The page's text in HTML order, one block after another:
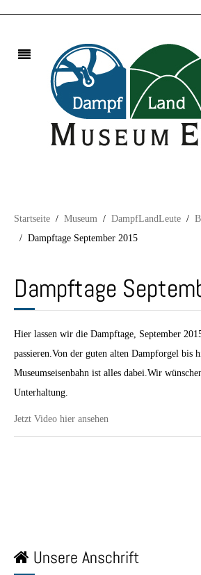
Startseite Museum DampfLandLeute
Dampftage September 2015
Dampftage
Hier lassen wir die Dampftage, September
passieren.Von der guten alten Dampforgel bis
Museumseisenbahn ist alles dabei.Wir
Unterhaltung.
Jetzt Video hier ansehen
Unsere Anschrift